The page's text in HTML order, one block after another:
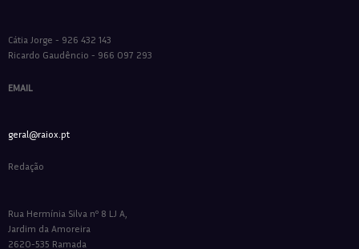
Cátia Jorge - 926 432 143
Ricardo Gaudêncio - 966 097 293
EMAIL
geral@raiox.pt
Redação
Rua Hermínia Silva nº 8 LJ A,
Jardim da Amoreira
2620-535 Ramada